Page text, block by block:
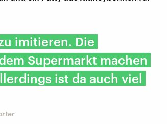
imitieren. Die
Supermarkt machen
ist da auch viel